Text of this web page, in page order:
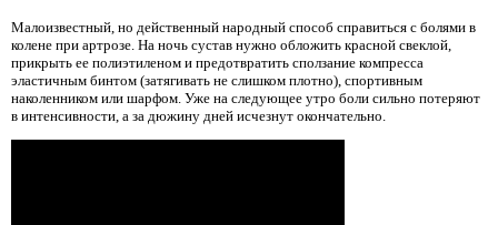
Малоизвестный, но действенный народный способ справиться с болями в
колене при артрозе. На ночь сустав нужно обложить красной свеклой,
прикрыть ее полиэтиленом и предотвратить сползание компресса
эластичным бинтом (затягивать не слишком плотно), спортивным
наколенником или шарфом. Уже на следующее утро боли сильно потеряют
в интенсивности, а за дюжину дней исчезнут окончательно.